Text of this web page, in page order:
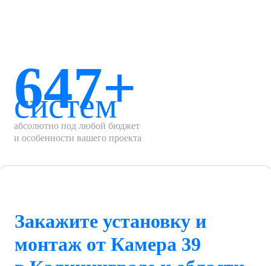
647+
систем
абсолютно под любой бюджет
и особенности вашего проекта
Закажите установку и
монтаж от Камера 39